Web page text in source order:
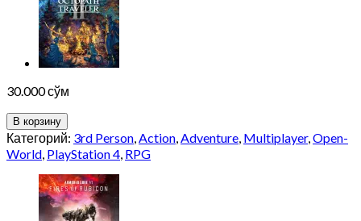
30.000сўм
В корзину
Категорий: 3rd Person,Action,Adventure, Multiplayer,Open-
World, PlayStation 4, RPG